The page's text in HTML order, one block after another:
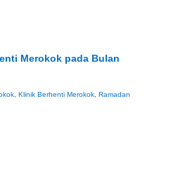
Merokok pada Bulan
, Klinik Berhenti Merokok, Ramadan